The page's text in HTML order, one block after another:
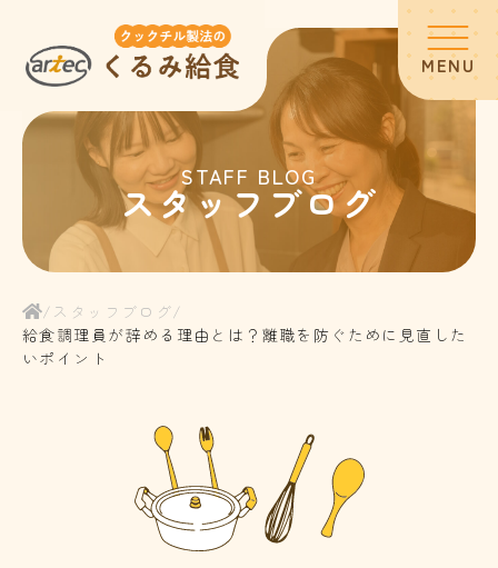
スタッフブログ
よくある質問
会社情報
MENU
STAFF BLOG
スタッフブログ
/ スタッフブログ/
給食調理員が辞める理由とは？離職を防ぐために見直した
いポイント